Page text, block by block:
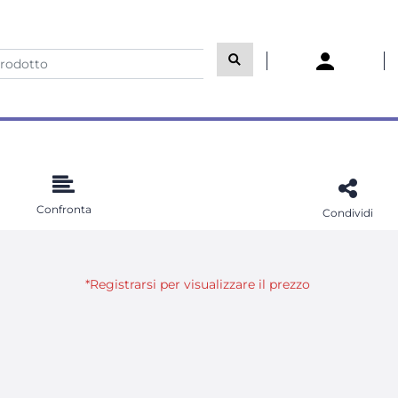
Confronta Condividi
*Registrarsi per visualizzare il prezzo